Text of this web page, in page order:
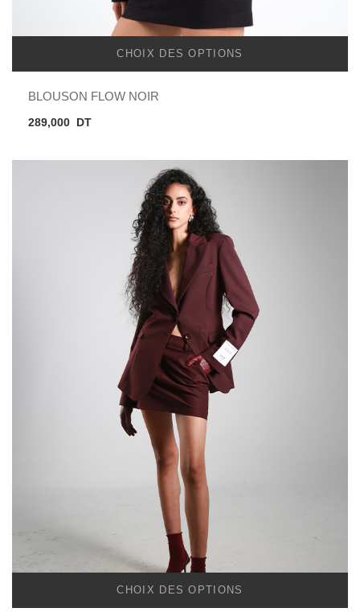
CHOIX DES OPTIONS
BLOUSON FLOW NOIR
289,000 DT
CHOIX DES OPTIONS